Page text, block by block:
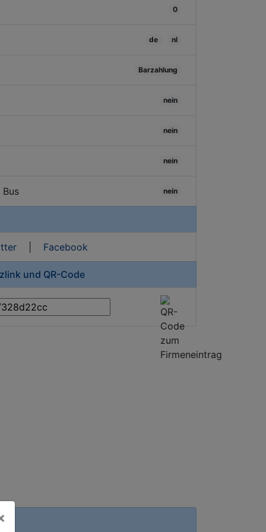
0
de nl
Barzahlung
nein
nein
nein
nein
| Facebook
und QR-Code